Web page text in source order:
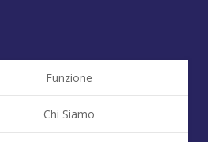
Funzione
Chi Siamo